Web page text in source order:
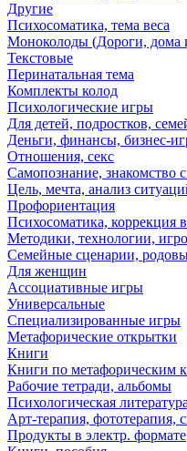
Другие
Психосоматика, тема веса
Моноколоды (Дороги, дома
Текстовые
Перинатальная тема
Комплекты колод
Психологические игры
Для детей, подростков,
Деньги, финансы, бизнес-
Отношения, секс
Самопознание, знакомство
Цель, мечта, анализ
Профориентация
Психосоматика, коррекция
Методики, технологии,
Семейные сценарии,
Для женщин
Ассоциативные игры
Универсальные
Специализированные игры
Метафорические открытки
Книги
Книги по метафорическим
Рабочие тетради, альбомы
Психологическая литература
Арт-терапия, фототерапия,
Продукты в электр. формате